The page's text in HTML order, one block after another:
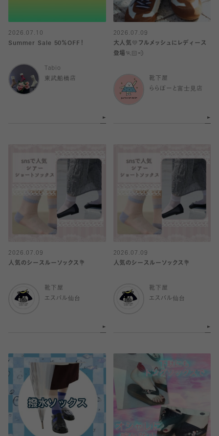
2026.07.10
Summer Sale 50％OFF！
Tabio
東武船橋店
2026.07.09
大人気💛フルメッシュにレディース
登場🏃🏻💨
靴下屋
ららぽーと富士見店
2026.07.09
人気のシースルーソックス💐
靴下屋
エスパル仙台
2026.07.09
人気のシースルーソックス💐
靴下屋
エスパル仙台